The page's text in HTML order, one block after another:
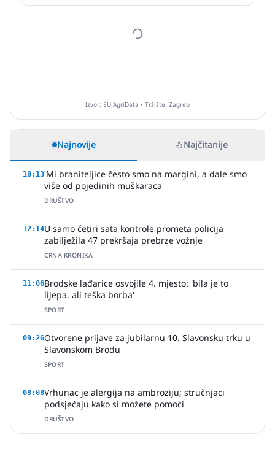
Izvor: EU AgriData • Tržište: Zagreb
Najnovije Najčitanije
18:13'Mi braniteljice često smo na margini, a dale smo
više od pojedinih muškaraca'
DRUŠTVO
12:14U samo četiri sata kontrole prometa policija
zabilježila 47 prekršaja prebrze vožnje
CRNA KRONIKA
11:06Brodske lađarice osvojile 4. mjesto: 'bila je to
lijepa, ali teška borba'
SPORT
09:26Otvorene prijave za jubilarnu 10. Slavonsku trku u
Slavonskom Brodu
SPORT
08:08Vrhunac je alergija na ambroziju; stručnjaci
podsjećaju kako si možete pomoći
DRUŠTVO